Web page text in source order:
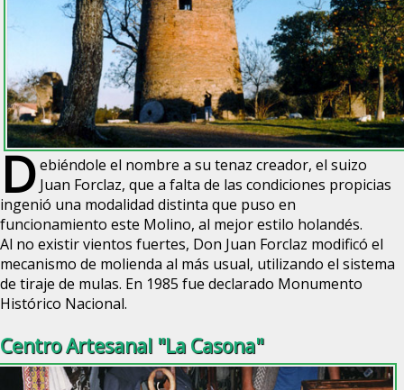
Debiéndole el nombre a su tenaz creador, el suizo
Juan Forclaz, que a falta de las condiciones propicias
ingenió una modalidad distinta que puso en
funcionamiento este Molino, al mejor estilo holandés.
Al no existir vientos fuertes, Don Juan Forclaz modificó el
mecanismo de molienda al más usual, utilizando el sistema
de tiraje de mulas. En 1985 fue declarado Monumento
Histórico Nacional.
Centro Artesanal "La Casona"